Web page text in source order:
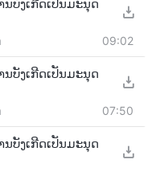
ນບັງເກີດເປັນມະນຸດ
09:02
ນບັງເກີດເປັນມະນຸດ
07:50
ນບັງເກີດເປັນມະນຸດ